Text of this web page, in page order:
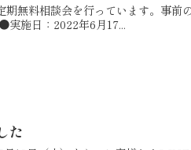
無料相談会を行っています。事
実施日：2022年6月17...
た